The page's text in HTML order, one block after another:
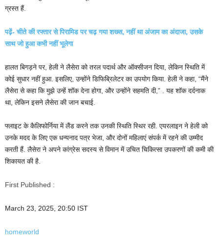
ग्रस्त हैं.
पढ़ें- चीते की रफ्तार से पिरामिड पर चढ़ गया शख्स, नहीं था अंजाम का अंदाजा, उसके
साथ जो हुआ कभी नहीं भूलेगा
हालत बिगड़ने पर, हेली ने लैसेरा को तरल पदार्थ और ऑक्सीजन दिया, लेकिन स्थिति में
कोई सुधार नहीं हुआ. इसलिए, उन्होंने डिफिब्रिलेटर का उपयोग किया. हेली ने कहा, “मैंने
लैसेरा से कहा कि मुझे उन्हें शॉक देना होगा, और उन्होंने सहमति दी,” . यह शॉक दर्दनाक
था, लेकिन इसने लैसेरा की जान बचाई.
फ्लाइट के कैलिफोर्निया में लैंड करने तक उनकी स्थिति स्थिर रही. एयरलाइन ने हेली को
उनके मदद के लिए एक धन्यनाद पत्र भेजा, और दोनों महिलाएं संपर्क में रहने की उम्मीद
करती हैं. लैसेरा ने अपने कांग्रेस सदस्य से विमान में उचित चिकित्सा उपकरणों की कमी की
शिकायत की है.
First Published :
March 23, 2025, 20:50 IST
homeworld